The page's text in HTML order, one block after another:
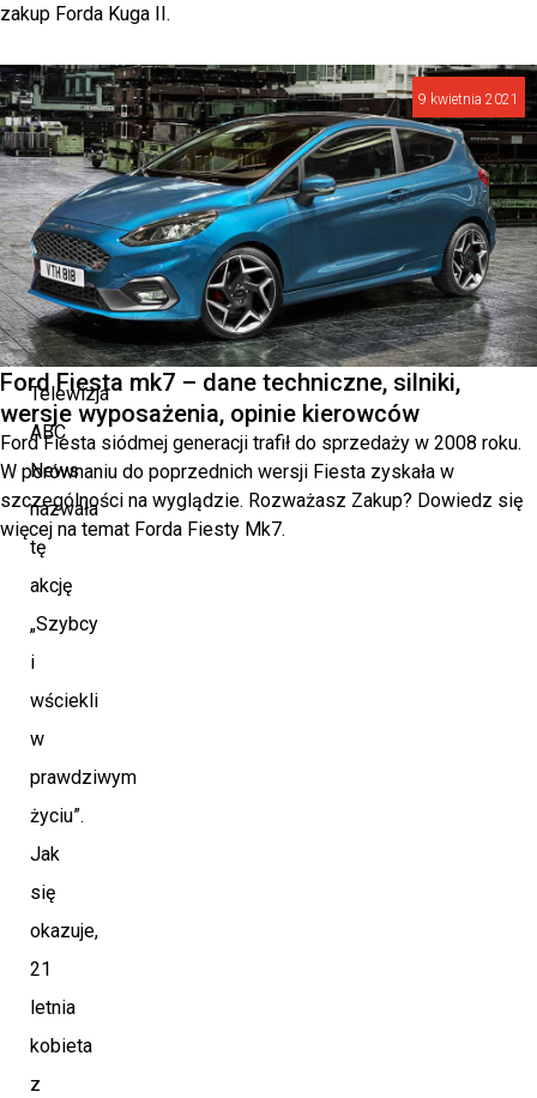
Telewizja
ABC
News
nazwała
tę
akcję
„Szybcy
i
wściekli
w
prawdziwym
życiu”.
Jak
się
okazuje,
21
letnia
kobieta
z
zakup Forda Kuga II.
9 kwietnia 2021
Ford Fiesta mk7 – dane techniczne, silniki,
wersje wyposażenia, opinie kierowców
Ford Fiesta siódmej generacji trafił do sprzedaży w 2008 roku.
W porównaniu do poprzednich wersji Fiesta zyskała w
szczególności na wyglądzie. Rozważasz Zakup? Dowiedz się
więcej na temat Forda Fiesty Mk7.